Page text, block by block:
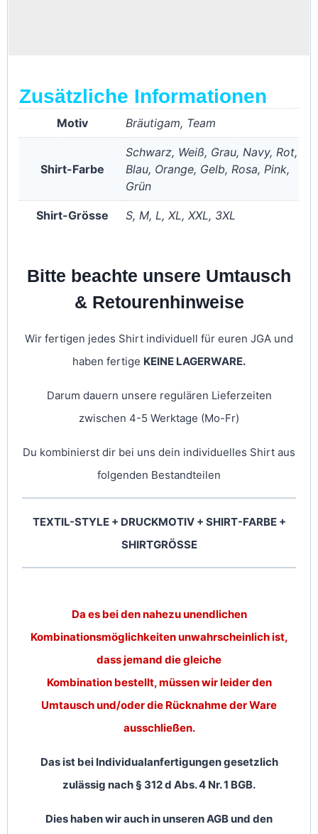
Zusätzliche Informationen
Motiv Bräutigam, Team
Shirt-Farbe
Schwarz, Weiß, Grau, Navy, Rot,
Blau, Orange, Gelb, Rosa, Pink,
Grün
Shirt-Grösse S, M, L, XL, XXL, 3XL
Bitte beachte unsere Umtausch
& Retourenhinweise
Wir fertigen jedes Shirt individuell für euren JGA und
haben fertige KEINE LAGERWARE.
Darum dauern unsere regulären Lieferzeiten
zwischen 4-5 Werktage (Mo-Fr)
Du kombinierst dir bei uns dein individuelles Shirt aus
folgenden Bestandteilen
TEXTIL-STYLE + DRUCKMOTIV + SHIRT-FARBE +
SHIRTGRÖSSE
Da es bei den nahezu unendlichen
Kombinationsmöglichkeiten unwahrscheinlich ist,
dass jemand die gleiche
Kombination bestellt, müssen wir leider den
Umtausch und/oder die Rücknahme der Ware
ausschließen.
Das ist bei Individualanfertigungen gesetzlich
zulässig nach § 312 d Abs. 4 Nr. 1 BGB.
Dies haben wir auch in unseren AGB und den